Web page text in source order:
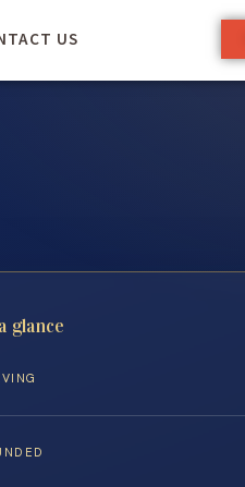
US
glance